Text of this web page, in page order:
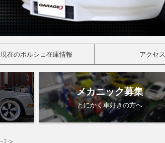
現在のポルシェ在庫情報 アクセス
メカニック募集
とにかく車好きの方へ
ﾌ >